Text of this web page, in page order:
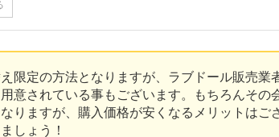
限定の方法となりますが、ラブドール販売業
意されている事もございます。もちろんその
りますが、購入価格が安くなるメリットはご
しょう！